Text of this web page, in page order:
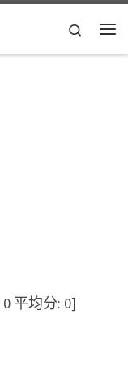
Search
0 平均分: 0]